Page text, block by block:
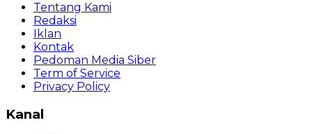
Tentang Kami
Redaksi
Iklan
Kontak
Pedoman Media Siber
Term of Service
Privacy Policy
Kanal